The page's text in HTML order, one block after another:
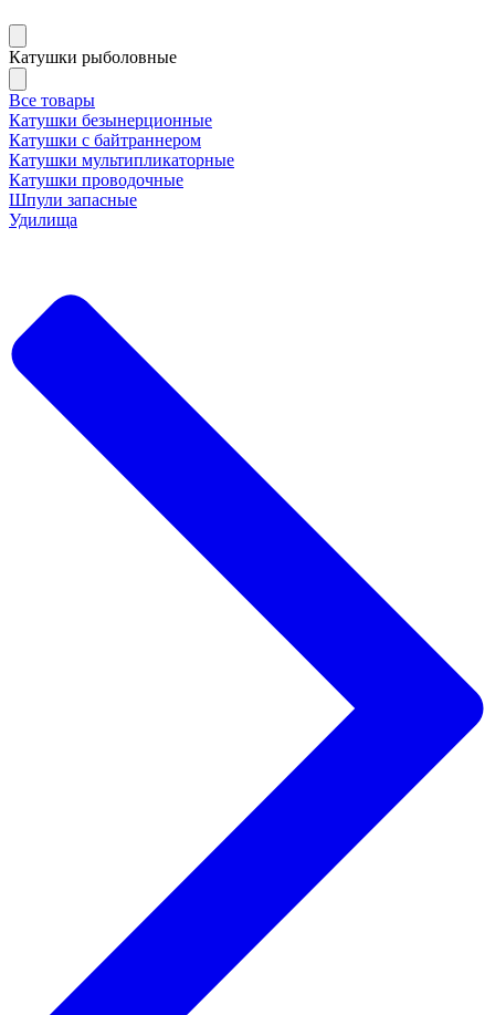
Катушки рыболовные
Все товары
Катушки безынерционные
Катушки с байтраннером
Катушки мультипликаторные
Катушки проводочные
Шпули запасные
Удилища